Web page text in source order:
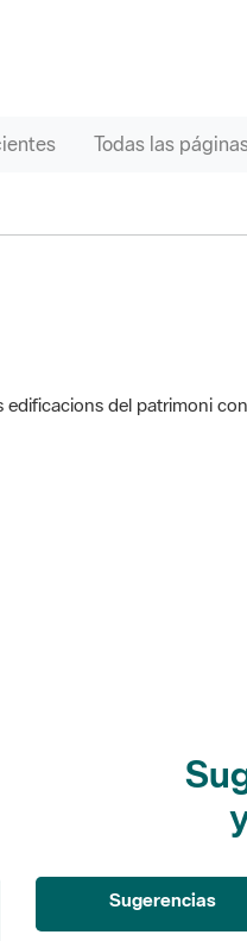
Todas las
del patrimoni
es de 0 estrellas de 5.
Sugerencias